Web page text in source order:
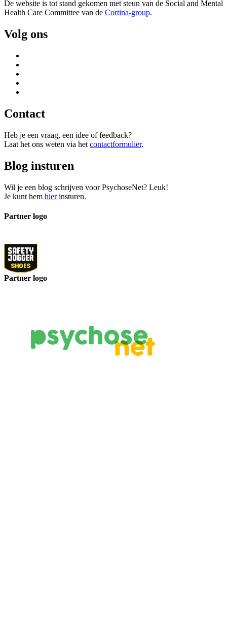
De website is tot stand gekomen met steun van de Social and Mental
Health Care Committee van de Cortina-group.
Volg ons
Contact
Heb je een vraag, een idee of feedback?
Laat het ons weten via het contactformulier.
Blog insturen
Wil je een blog schrijven voor PsychoseNet? Leuk!
Je kunt hem hierinsturen.
Partner logo
Partner logo